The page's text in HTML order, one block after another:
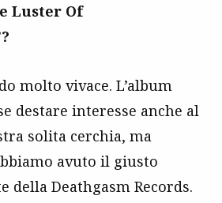
Luster Of
molto vivace. L’album
destare interesse anche al
solita cerchia, ma
avuto il giusto
della Deathgasm Records.